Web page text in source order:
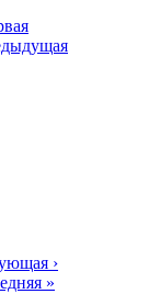
›
»